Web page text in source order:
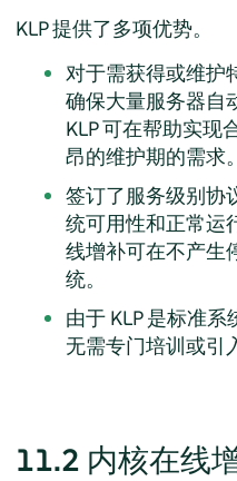
KLP 提供了多项优势。
对于需获得或维护
确保大量服务器自
KLP 可在帮助实现
昂的维护期的需求。
签订了服务级别协
统可用性和正常运
线增补可在不产生
统。
由于 KLP 是标准
无需专门培训或引
11.2 内核在线